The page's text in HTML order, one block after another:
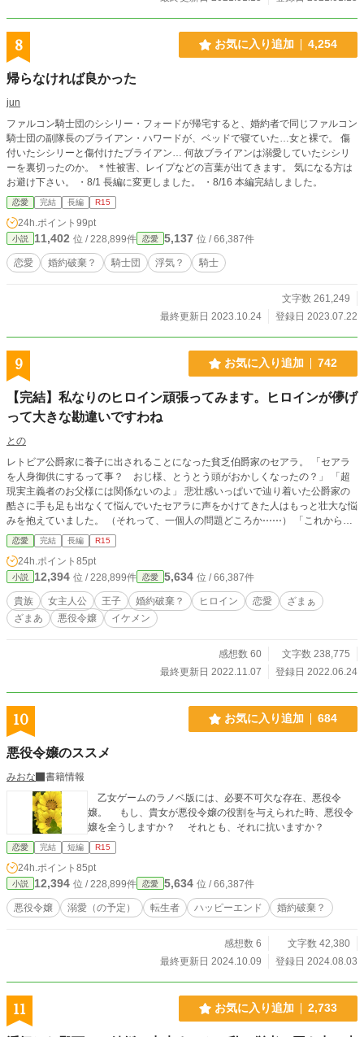
8 お気に入り追加 4,254
帰らなければ良かった
jun
ファルコン騎士団のシシリー・フォードが帰宅すると、婚約者で同じファルコン
騎士団の副隊長のブライアン・ハワードが、ベッドで寝ていた…女と裸で。 傷
付いたシシリーと傷付けたブライアン… 何故ブライアンは溺愛していたシシリ
ーを裏切ったのか。 ＊性被害、レイプなどの言葉が出てきます。 気になる方は
お避け下さい。 ・8/1 長編に変更しました。 ・8/16 本編完結しました。
恋愛 完結 長編 R15
24h.ポイント 99pt
小説 11,402 位 / 228,899件 恋愛 5,137 位 / 66,387件
恋愛 婚約破棄？ 騎士団 浮気？ 騎士
文字数 261,249
最終更新日 2023.10.24
登録日 2023.07.22
9 お気に入り追加 742
【完結】私なりのヒロイン頑張ってみます。ヒロインが儚げ
って大きな勘違いですわね
との
レトビア公爵家に養子に出されることになった貧乏伯爵家のセアラ。 「セアラ
を人身御供にするって事？ おじ様、とうとう頭がおかしくなったの？」 「超
現実主義者のお父様には関係ないのよ」 悲壮感いっぱいで辿り着いた公爵家の
酷さに手も足も出なくて悩んでいたセアラに声をかけてきた人はもっと壮大な悩
みを抱えていました。 （それって、一個人の問題どころか⋯⋯） 「これからは
淑女らしく」ってお兄様と約束してたセアラは無事役割を全うできるの！？
「お兄様、わたくし計画変更しますわ。兎に角長生きできるよう経験を活かして
闘いあるのみです！」 呪いなんて言いつつ全然怖くない貧乏セアラの健闘？成
り上がり？ 頑張ります。 「問題は⋯⋯お兄様は意外なところでポンコツになる
からそこが一番の心配ですの」 ーーーーーー タイトルちょっぴり変更しました
(● ˃̶͈̀ロ˂̶͈́)੭ꠥ⁾⁾ さらに⋯⋯長編に変更しました。ストックが溜まりすぎたので、少
しスピードアップして公開する予定です。 ゆるふわの中世ヨーロッパ、幻の国
した。ᕦ(ò_óˇ)ᕤ ご一読いただければ嬉しいです。 Ｒ15は念の為・・
恋愛 完結 長編 R15
24h.ポイント 85pt
小説 12,394 位 / 228,899件 恋愛 5,634 位 / 66,387件
貴族 女主人公 王子 婚約破棄？ ヒロイン 恋愛
ざまぁ
ざまあ
悪役令嬢 イケメン
感想数 60
文字数 238,775
最終更新日 2022.11.07
登録日 2022.06.24
10 お気に入り追加 684
悪役令嬢のススメ
みおな
書籍情報
乙女ゲームのラノベ版には、必要不可欠な存在、悪役令
嬢。 もし、貴女が悪役令嬢の役割を与えられた時、悪役令
嬢を全うしますか？ それとも、それに抗いますか？
恋愛 完結 短編 R15
24h.ポイント 85pt
小説 12,394 位 / 228,899件 恋愛 5,634 位 / 66,387件
悪役令嬢 溺愛（の予定） 転生者 ハッピーエンド 婚約破棄？
感想数 6
文字数 42,380
最終更新日 2024.10.09
登録日 2024.08.03
11 お気に入り追加 2,733